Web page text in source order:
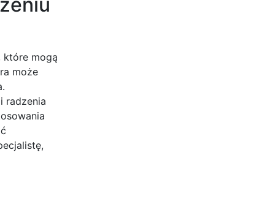
które mogą
może
radzenia